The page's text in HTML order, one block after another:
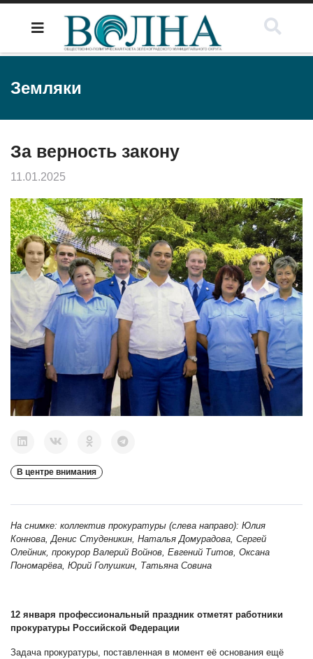
Земляки
За верность закону
11.01.2025
В центре внимания
На снимке: коллектив прокуратуры (слева направо): Юлия
Коннова, Денис Студеникин, Наталья Домурадова, Сергей
Олейник, прокурор Валерий Войнов, Евгений Титов, Оксана
Пономарёва, Юрий Голушкин, Татьяна Совина
12 января профессиональный праздник отметят работники
прокуратуры Российской Федерации
Задача прокуратуры, поставленная в момент её основания ещё